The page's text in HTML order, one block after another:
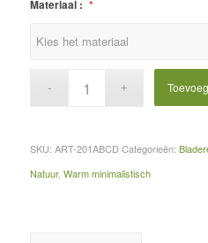
Materiaal : *
SKU: ART-201ABCD Categorieën:
Natuur, Warm minimalistisch